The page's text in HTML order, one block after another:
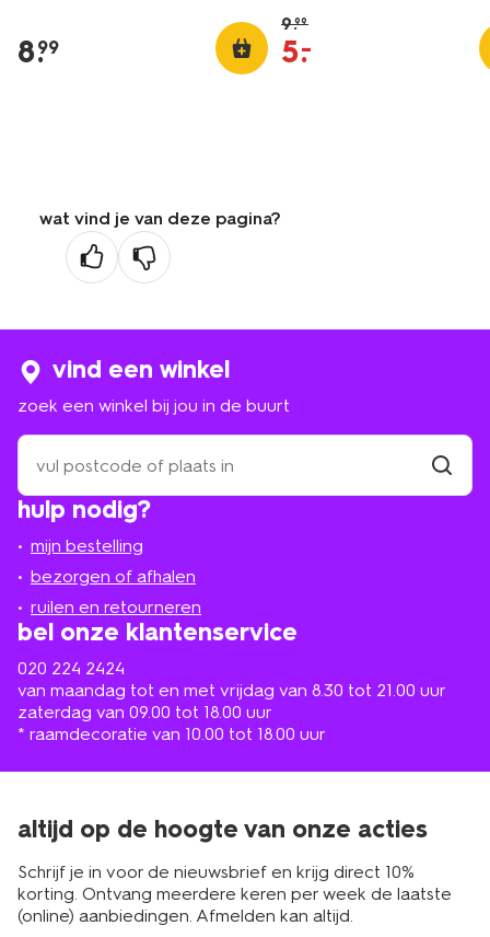
8.
99
9.99
5.
–
wat vind je van deze pagina?
hulp nodig?
mijn bestelling
bezorgen of afhalen
ruilen en retourneren
bel onze klantenservice
020 224 2424
van maandag tot en met vrijdag van 8.30 tot 21.00 uur
zaterdag van 09.00 tot 18.00 uur
* raamdecoratie van 10.00 tot 18.00 uur
vind een winkel
zoek een winkel bij jou in de buurt
zoek
een
winkel
bij
in
de
buurt
altijd op de hoogte van onze acties
Schrijf je in voor de nieuwsbrief en krijg direct 10%
korting. Ontvang meerdere keren per week de laatste
(online) aanbiedingen. Afmelden kan altijd.